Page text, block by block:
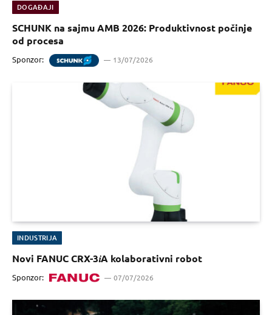
DOGAĐAJI
SCHUNK na sajmu AMB 2026: Produktivnost počinje
od procesa
Sponzor: 13/07/2026
INDUSTRIJA
Novi FANUC CRX-3𝑖A kolaborativni robot
Sponzor: 07/07/2026